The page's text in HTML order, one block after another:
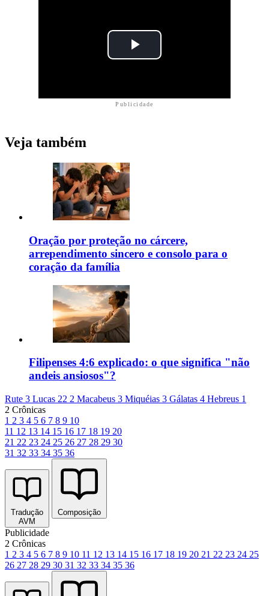
Publicidade
Veja também
Oração por proteção no cárcere,
arrependimento sincero e consolo para o
coração da família
Filipenses 4:6 explicado: o que significa "não
andeis ansiosos"?
Rute 3 Lucas 22 2 Macabeus 3 Miquéias 3 Gálatas 4 Hebreus 1
2 Crônicas
1 2 3 4 5 6 7 8 9 10
11 12 13 14 15 16 17 18 19 20
21 22 23 24 25 26 27 28 29 30
31 32 33 34 35 36
Tradução
AVM
Composição
Publicidade
2 Crônicas
1 2 3 4 5 6 7 8 9 10 11 12 13 14 15 16 17 18 19 20 21 22 23 24 25
26 27 28 29 30 31 32 33 34 35 36